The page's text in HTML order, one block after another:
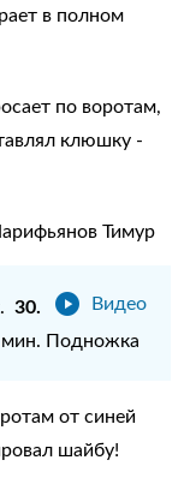
в полном
по воротам,
клюшку -
Тимур
Видео
30.
Подножка
от синей
шайбу!